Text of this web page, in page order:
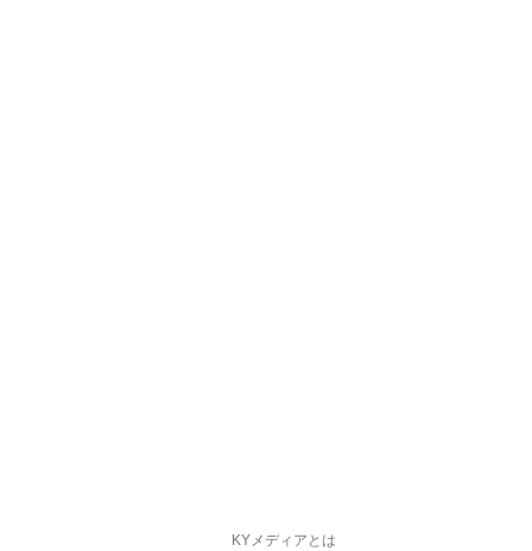
KYメディアとは